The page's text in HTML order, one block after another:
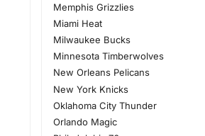
Memphis Grizzlies
Miami Heat
Milwaukee Bucks
Minnesota Timberwolves
New Orleans Pelicans
New York Knicks
Oklahoma City Thunder
Orlando Magic